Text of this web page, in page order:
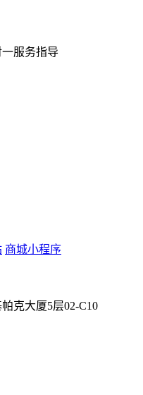
服务指导
商城小程序
克大厦5层02-C10